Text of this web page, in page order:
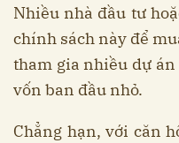
Nhiều nhà đầu tư
chính sách này để
tham gia nhiều dự
vốn ban đầu nhỏ.
Chẳng hạn, với căn